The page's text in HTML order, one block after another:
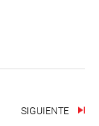
SIGUIENTE